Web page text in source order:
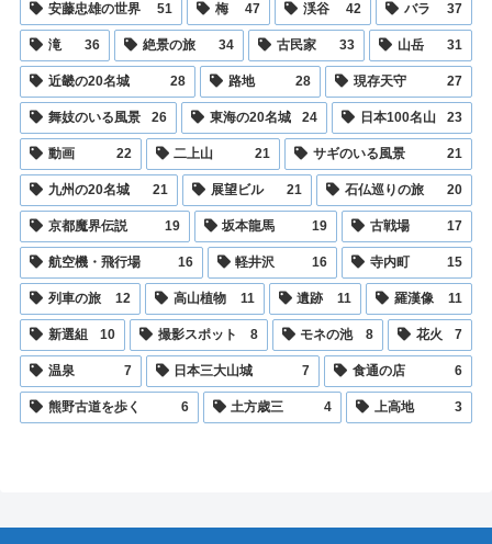
安藤忠雄の世界 51 梅 47 渓谷 42 バラ 37
滝 36 絶景の旅 34 古民家 33 山岳 31
近畿の20名城 28 路地 28 現存天守 27
舞妓のいる風景 26 東海の20名城 24 日本100名山 23
動画 22 二上山 21 サギのいる風景 21
九州の20名城 21 展望ビル 21 石仏巡りの旅 20
京都魔界伝説 19 坂本龍馬 19 古戦場 17
航空機・飛行場 16 軽井沢 16 寺内町 15
列車の旅 12 高山植物 11 遺跡 11 羅漢像 11
新選組 10 撮影スポット 8 モネの池 8 花火 7
温泉 7 日本三大山城 7 食通の店 6
熊野古道を歩く 6 土方歳三 4 上高地 3